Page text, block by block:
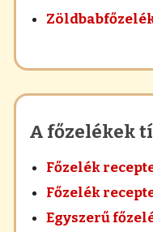
A főzelékek
Főzelék
Főzelék
Egyszerű